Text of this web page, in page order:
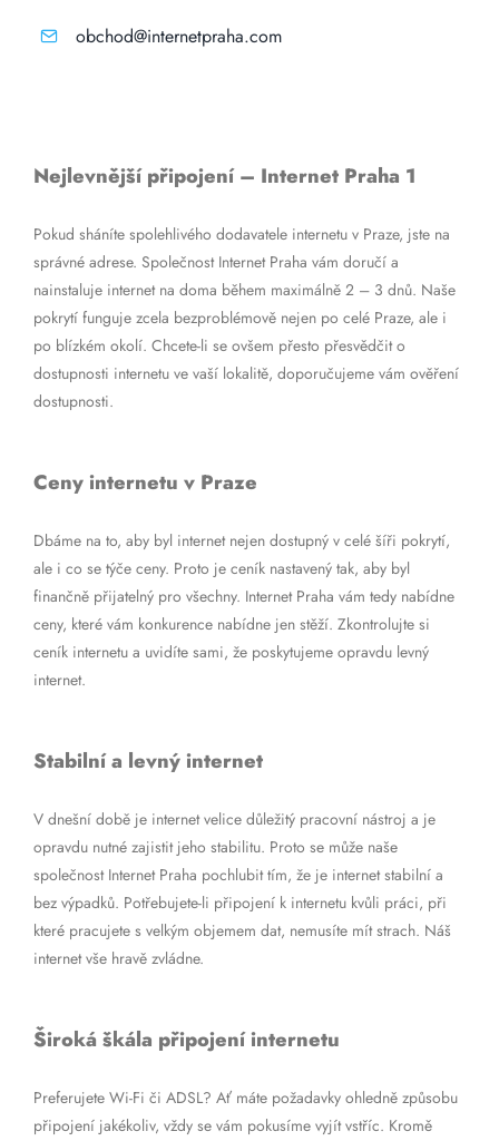
obchod@internetpraha.com
Nejlevnější připojení – Internet Praha 1
Pokud sháníte spolehlivého dodavatele internetu v Praze, jste na
správné adrese. Společnost Internet Praha vám doručí a
nainstaluje internet na doma během maximálně 2 – 3 dnů. Naše
pokrytí funguje zcela bezproblémově nejen po celé Praze, ale i
po blízkém okolí. Chcete-li se ovšem přesto přesvědčit o
dostupnosti internetu ve vaší lokalitě, doporučujeme vám ověření
dostupnosti.
Ceny internetu v Praze
Dbáme na to, aby byl internet nejen dostupný v celé šíři pokrytí,
ale i co se týče ceny. Proto je ceník nastavený tak, aby byl
finančně přijatelný pro všechny. Internet Praha vám tedy nabídne
ceny, které vám konkurence nabídne jen stěží. Zkontrolujte si
ceník internetu a uvidíte sami, že poskytujeme opravdu levný
internet.
Stabilní a levný internet
V dnešní době je internet velice důležitý pracovní nástroj a je
opravdu nutné zajistit jeho stabilitu. Proto se může naše
společnost Internet Praha pochlubit tím, že je internet stabilní a
bez výpadků. Potřebujete-li připojení k internetu kvůli práci, při
které pracujete s velkým objemem dat, nemusíte mít strach. Náš
internet vše hravě zvládne.
Široká škála připojení internetu
Preferujete Wi-Fi či ADSL? Ať máte požadavky ohledně způsobu
připojení jakékoliv, vždy se vám pokusíme vyjít vstříc. Kromě